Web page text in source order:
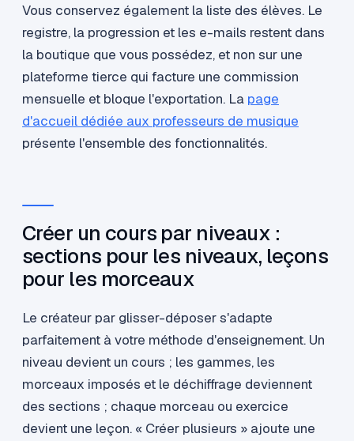
Vous conservez également la liste des élèves. Le
registre, la progression et les e-mails restent dans
la boutique que vous possédez, et non sur une
plateforme tierce qui facture une commission
mensuelle et bloque l'exportation. La page
d'accueil dédiée aux professeurs de musique
présente l'ensemble des fonctionnalités.
Créer un cours par niveaux :
sections pour les niveaux, leçons
pour les morceaux
Le créateur par glisser-déposer s'adapte
parfaitement à votre méthode d'enseignement. Un
niveau devient un cours ; les gammes, les
morceaux imposés et le déchiffrage deviennent
des sections ; chaque morceau ou exercice
devient une leçon. « Créer plusieurs » ajoute une